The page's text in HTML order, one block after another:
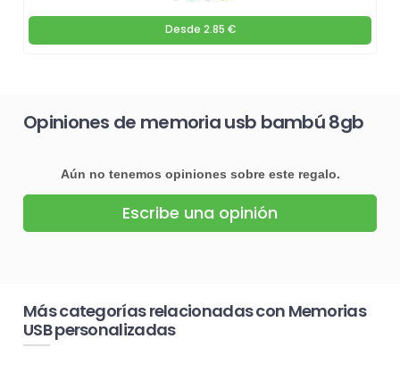
Desde 2.85 €
Opiniones de memoria usb bambú 8gb
Aún no tenemos opiniones sobre este regalo.
Escribe una opinión
Más categorías relacionadas con Memorias
USB personalizadas